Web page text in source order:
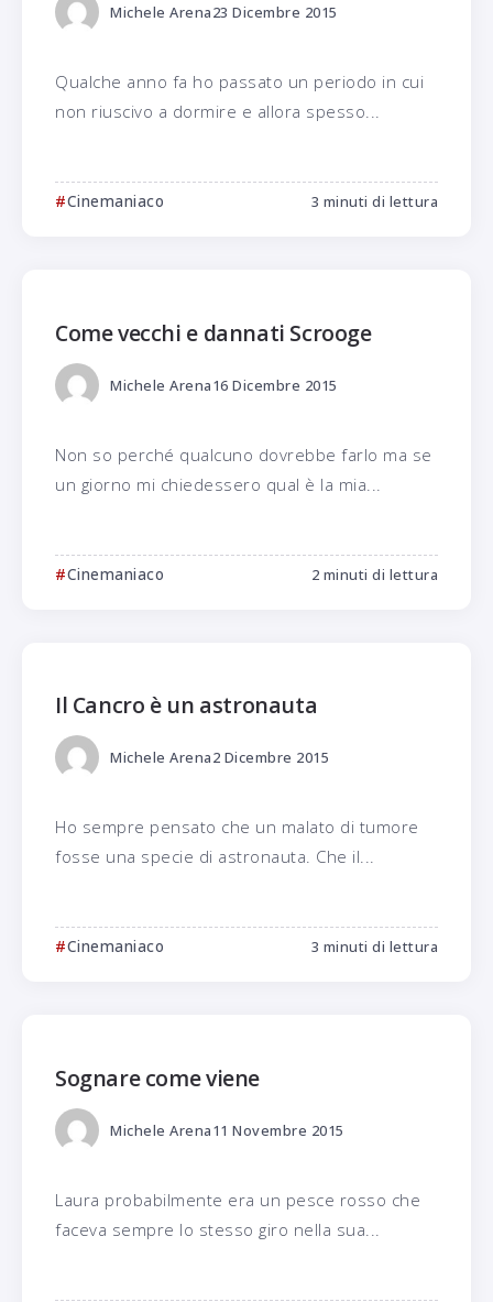
Michele Arena23 Dicembre 2015
Qualche anno fa ho passato un periodo in cui
non riuscivo a dormire e allora spesso...
Cinemaniaco 3 minuti di lettura
Come vecchi e dannati Scrooge
Michele Arena16 Dicembre 2015
Non so perché qualcuno dovrebbe farlo ma se
un giorno mi chiedessero qual è la mia...
Cinemaniaco 2 minuti di lettura
Il Cancro è un astronauta
Michele Arena2 Dicembre 2015
Ho sempre pensato che un malato di tumore
fosse una specie di astronauta. Che il...
Cinemaniaco 3 minuti di lettura
Sognare come viene
Michele Arena11 Novembre 2015
Laura probabilmente era un pesce rosso che
faceva sempre lo stesso giro nella sua...